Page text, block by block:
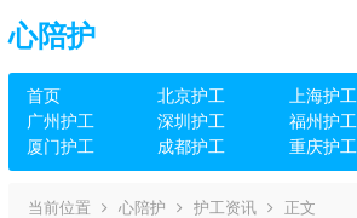
心陪护
首页 北京护工 上海护工
广州护工
深圳护工 福州护工
厦门护工
成都护工 重庆护工
当前位置 心陪护 护工资讯 正文